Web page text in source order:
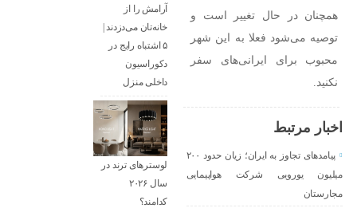
همچنان در حال تغییر است و
توصیه می‌شود فعلا به این شهر
محبوب برای ایرانی‌های سفر
نکنید.
اخبار مرتبط
پیامدهای تجاوز به ایران؛ زیان حدود ۲۰۰
میلیون یورویی شرکت هواپیمایی
مجارستان
آرامش را از
خانه‌تان می‌دزدند |
۵ اشتباه رایج در
دکوراسیون
داخلی منزل
لوسترهای ترند در
سال ۲۰۲۶
کدامند؟